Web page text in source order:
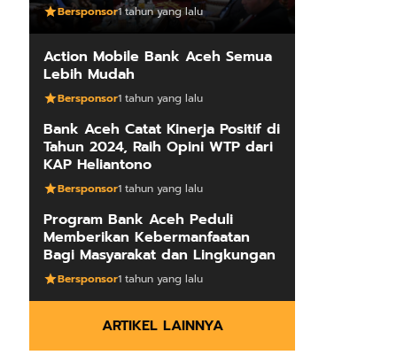
Bersponsor1 tahun yang lalu
Action Mobile Bank Aceh Semua
Lebih Mudah
Bersponsor1 tahun yang lalu
Bank Aceh Catat Kinerja Positif di
Tahun 2024, Raih Opini WTP dari
KAP Heliantono
Bersponsor1 tahun yang lalu
Program Bank Aceh Peduli
Memberikan Kebermanfaatan
Bagi Masyarakat dan Lingkungan
Bersponsor1 tahun yang lalu
ARTIKEL LAINNYA